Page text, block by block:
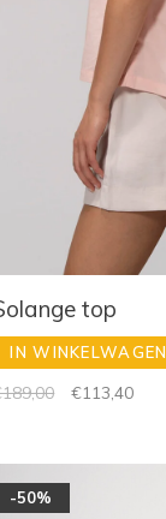
top
IN WINKELWAGEN
€113,40
-50%